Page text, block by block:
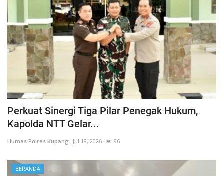
Perkuat Sinergi Tiga Pilar Penegak Hukum,
Kapolda NTT Gelar...
Humas Polres Kupang Jul 18, 2026 96
BERANDA